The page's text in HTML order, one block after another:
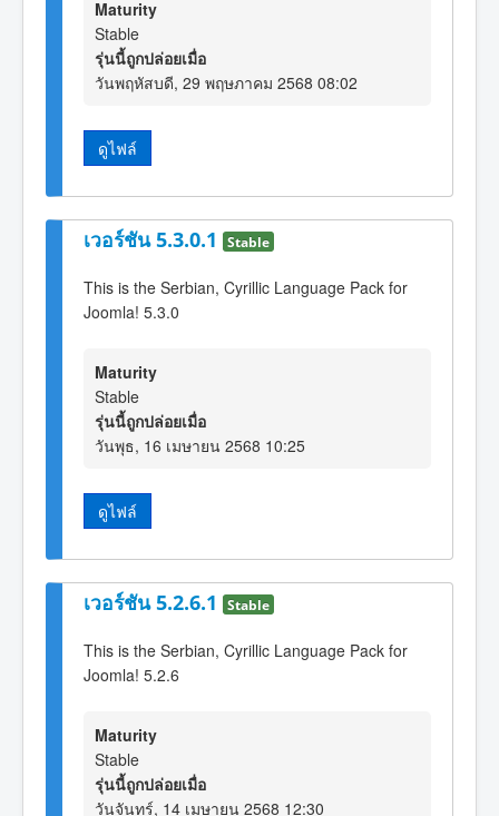
Maturity
Stable
รุ่นนี้ถูกปล่อยเมื่อ
วันพฤหัสบดี, 29 พฤษภาคม 2568 08:02
ดูไฟล์
เวอร์ชัน 5.3.0.1 Stable
This is the Serbian, Cyrillic Language Pack for
Joomla! 5.3.0
Maturity
Stable
รุ่นนี้ถูกปล่อยเมื่อ
วันพุธ, 16 เมษายน 2568 10:25
ดูไฟล์
เวอร์ชัน 5.2.6.1 Stable
This is the Serbian, Cyrillic Language Pack for
Joomla! 5.2.6
Maturity
Stable
รุ่นนี้ถูกปล่อยเมื่อ
วันจันทร์, 14 เมษายน 2568 12:30